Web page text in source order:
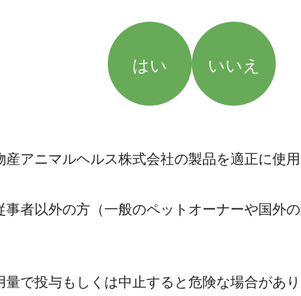
はい いいえ
アニマルヘルス株式会社の製品を適正に使
者以外の方（一般のペットオーナーや国外
で投与もしくは中止すると危険な場合があ